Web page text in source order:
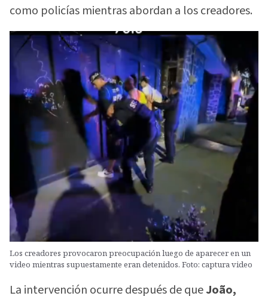
como policías mientras abordan a los creadores.
Los creadores provocaron preocupación luego de aparecer en un
video mientras supuestamente eran detenidos. Foto: captura video
La intervención ocurre después de queJoão,